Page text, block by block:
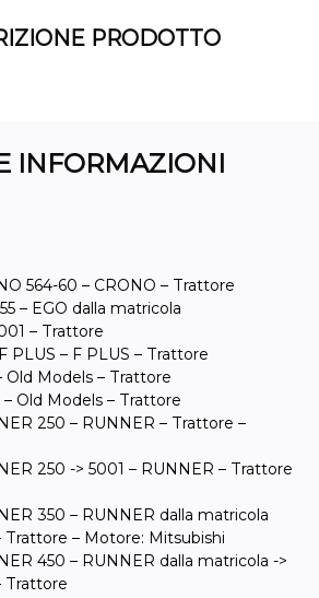
PRODOTTO
INFORMAZIONI
564-60 – CRONO – Trattore
– EGO dalla matricola
– Trattore
PLUS – F PLUS – Trattore
Models – Trattore
Old Models – Trattore
250 – RUNNER – Trattore –
250 -> 5001 – RUNNER – Trattore
350 – RUNNER dalla matricola
Trattore – Motore: Mitsubishi
450 – RUNNER dalla matricola ->
Trattore